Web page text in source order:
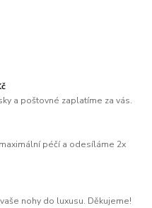
a poštovné zaplatíme za vás.
péčí a odesíláme 2x
nohy do luxusu. Děkujeme!